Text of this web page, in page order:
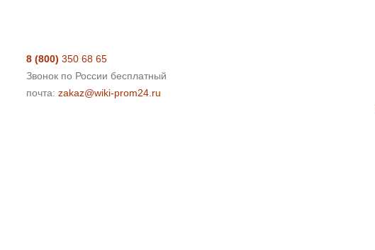
8 (800) 350 68 65
Звонок по России бесплатный
почта: zakaz@wiki-prom24.ru